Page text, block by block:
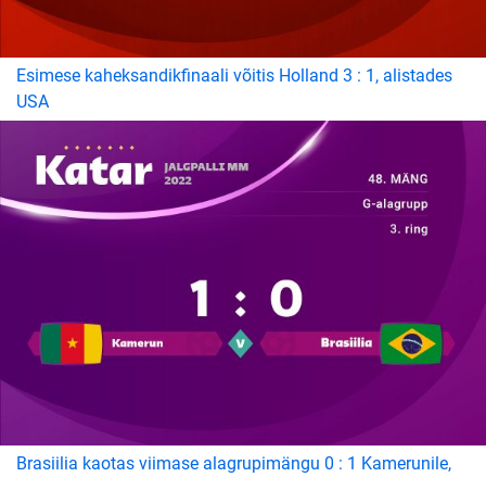
Esimese kaheksandikfinaali võitis Holland 3 : 1, alistades
USA
Brasiilia kaotas viimase alagrupimängu 0 : 1 Kamerunile,